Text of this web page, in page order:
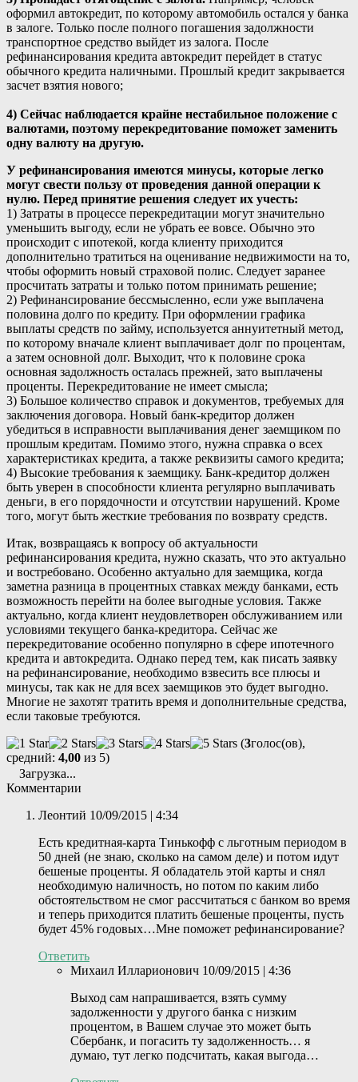
оформил автокредит, по которому автомобиль остался у банка
в залоге. Только после полного погашения задолжности
транспортное средство выйдет из залога. После
рефинансирования кредита автокредит перейдет в статус
обычного кредита наличными. Прошлый кредит закрывается
засчет взятия нового;
4) Сейчас наблюдается крайне нестабильное положение с
валютами, поэтому перекредитование поможет заменить
одну валюту на другую.
У рефинансирования имеются минусы, которые легко
могут свести пользу от проведения данной операции к
нулю. Перед принятие решения следует их учесть:
1) Затраты в процессе перекредитации могут значительно
уменьшить выгоду, если не убрать ее вовсе. Обычно это
происходит с ипотекой, когда клиенту приходится
дополнительно тратиться на оценивание недвижимости на то,
чтобы оформить новый страховой полис. Следует заранее
просчитать затраты и только потом принимать решение;
2) Рефинансирование бессмысленно, если уже выплачена
половина долго по кредиту. При оформлении графика
выплаты средств по займу, используется аннуитетный метод,
по которому вначале клиент выплачивает долг по процентам,
а затем основной долг. Выходит, что к половине срока
основная задолжность осталась прежней, зато выплачены
проценты. Перекредитование не имеет смысла;
3) Большое количество справок и документов, требуемых для
заключения договора. Новый банк-кредитор должен
убедиться в исправности выплачивания денег заемщиком по
прошлым кредитам. Помимо этого, нужна справка о всех
характеристиках кредита, а также реквизиты самого кредита;
4) Высокие требования к заемщику. Банк-кредитор должен
быть уверен в способности клиента регулярно выплачивать
деньги, в его порядочности и отсутствии нарушений. Кроме
того, могут быть жесткие требования по возврату средств.
Итак, возвращаясь к вопросу об актуальности
рефинансирования кредита, нужно сказать, что это актуально
и востребовано. Особенно актуально для заемщика, когда
заметна разница в процентных ставках между банками, есть
возможность перейти на более выгодные условия. Также
актуально, когда клиент неудовлетворен обслуживанием или
условиями текущего банка-кредитора. Сейчас же
перекредитование особенно популярно в сфере ипотечного
кредита и автокредита. Однако перед тем, как писать заявку
на рефинансирование, необходимо взвесить все плюсы и
минусы, так как не для всех заемщиков это будет выгодно.
Многие не захотят тратить время и дополнительные средства,
если таковые требуются.
(3голос(ов),
средний: 4,00 из 5)
Загрузка...
Комментарии
Леонтий 10/09/2015 | 4:34
Есть кредитная-карта Тинькофф с льготным периодом в
50 дней (не знаю, сколько на самом деле) и потом идут
бешеные проценты. Я обладатель этой карты и снял
необходимую наличность, но потом по каким либо
обстоятельством не смог рассчитаться с банком во время
и теперь приходится платить бешеные проценты, пусть
будет 45% годовых…Мне поможет рефинансирование?
Ответить
Михаил Илларионович 10/09/2015 | 4:36
Выход сам напрашивается, взять сумму
задолженности у другого банка с низким
процентом, в Вашем случае это может быть
Сбербанк, и погасить ту задолженность… я
думаю, тут легко подсчитать, какая выгода…